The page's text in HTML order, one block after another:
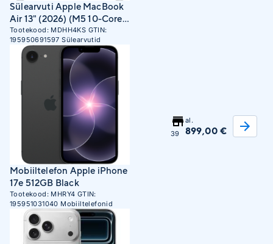
Sülearvuti Apple MacBook
Air 13" (2026) (M5 10-Core
CPU, 8-Core GPU, 16GB
RAM, 512GB SSD, SWE) Sky
Blue
Tootekood: MDHH4KS GTIN:
195950691597 Sülearvutid
Mobiiltelefon Apple iPhone
17e 512GB Black
Tootekood: MHRY4 GTIN:
195951031040 Mobiiltelefonid
39
al.
899,00 €